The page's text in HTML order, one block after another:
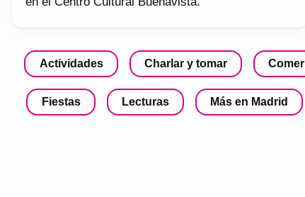
Actividades Charlar y tomar Comer
Fiestas Lecturas Más en Madrid